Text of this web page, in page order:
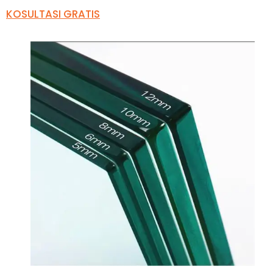
KOSULTASI GRATIS